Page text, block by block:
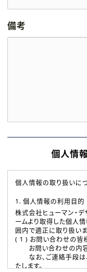
備考
個人情
個人情報の取り扱いに
1. 個人情報の利用目的
株式会社ヒューマン・
ームより取得した個人
囲内で適正に取り扱いま
( 1 ) お問い合わせの皆
お問い合わせの内容
なお、ご連絡手段は
たします。